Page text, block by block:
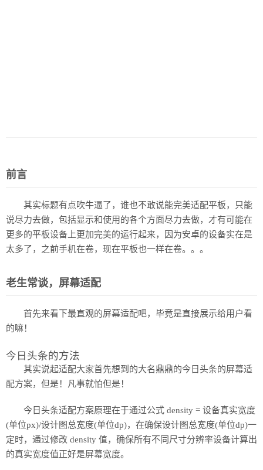
前言
其实标题有点吹牛逼了，谁也不敢说能完美适配平板，只能
说尽力去做，包括显示和使用的各个方面尽力去做，才有可能在
更多的平板设备上更加完美的运行起来，因为安卓的设备实在是
太多了，之前手机在卷，现在平板也一样在卷。。。
老生常谈，屏幕适配
首先来看下最直观的屏幕适配吧，毕竟是直接展示给用户看
的嘛！
今日头条的方法
其实说起适配大家首先想到的大名鼎鼎的今日头条的屏幕适
配方案，但是！凡事就怕但是！
今日头条适配方案原理在于通过公式 density = 设备真实宽度
(单位px)/设计图总宽度(单位dp)，在确保设计图总宽度(单位dp)一
定时，通过修改 density 值，确保所有不同尺寸分辨率设备计算出
的真实宽度值正好是屏幕宽度。